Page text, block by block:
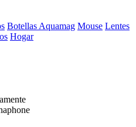
Botellas Aquamag Mouse Lentes
Hogar